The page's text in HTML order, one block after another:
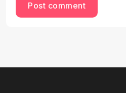
Post comment